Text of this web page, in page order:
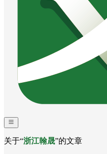
关于“浙江翰晟”的文章